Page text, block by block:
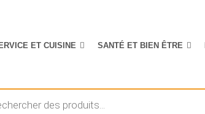
ET CUISINE SANTÉ ET BIEN ÊTRE